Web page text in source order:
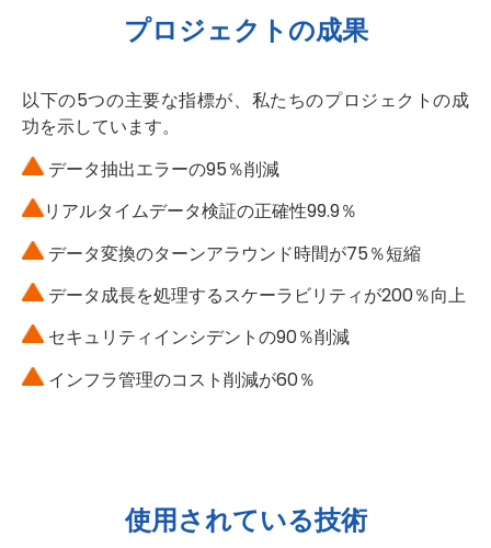
プロジェクトの成果
以下の5つの主要な指標が、私たちのプロジェクトの成
功を示しています。
データ抽出エラーの95％削減
リアルタイムデータ検証の正確性99.9％
データ変換のターンアラウンド時間が75％短縮
データ成長を処理するスケーラビリティが200％向上
セキュリティインシデントの90％削減
インフラ管理のコスト削減が60％
使用されている技術